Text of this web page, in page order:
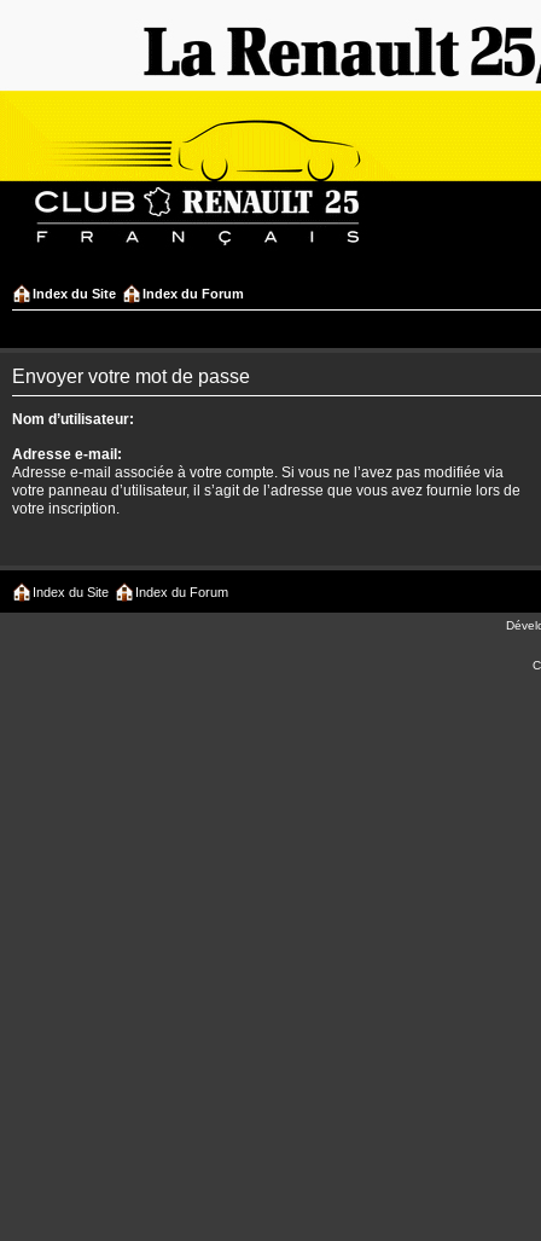
Index du Site Index du Forum
Envoyer votre mot de passe
Nom d’utilisateur:
Adresse e-mail:
Adresse e-mail associée à votre compte. Si vous ne l’avez pas modifiée via
votre panneau d’utilisateur, il s’agit de l’adresse que vous avez fournie lors de
votre inscription.
Index du Site Index du Forum